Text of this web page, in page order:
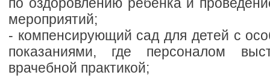
мероприятий;
- компенсирующий сад для детей с
показаниями, где персоналом
врачебной практикой;